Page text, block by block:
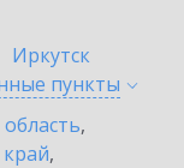
Иркутск
пункты
,
,